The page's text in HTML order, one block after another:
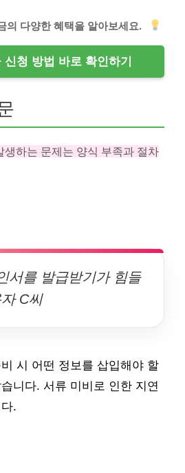
의 다양한 혜택을 알아보세요.
신청 방법 바로 확인하기
생하는 문제는 양식 부족과 절차
서를 발급받기가 힘들
C씨
시 어떤 정보를 삽입해야 할
니다. 서류 미비로 인한 지연
.